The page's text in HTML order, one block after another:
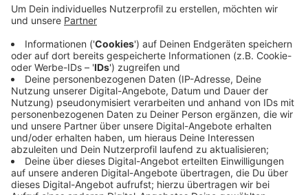
Grund sind Arbeiten an den Gleisen. Zwischen kurz vor
1 und halb 4 sind deshalb Busse zwischen dem
Gladbacher und dem Krefelder Hauptbahnhof - sowie
zwischen Uerdingen und Duisburg unterwegs. Die Bahn
weist darauf hin, dass die Busse von Krefeld nach
Mönchengladbach und von Uerdingen nach Krefeld nur
zum Aussteigen anhalten. Außerdem müssen sich
Pendler auf spätere Fahrtzeiten einstellen.
Anzeige